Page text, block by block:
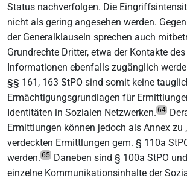
Status nachverfolgen. Die
nicht als gering angesehen werden.
der Generalklauseln sprechen auch
Grundrechte Dritter, etwa der Kontakte
Informationen ebenfalls zugänglich
§§ 161, 163 StPO sind somit keine
Ermächtigungsgrundlagen für
Identitäten in Sozialen Netzwerken. 64
Ermittlungen können jedoch als Annex zu
verdeckten Ermittlungen gem. § 110a
werden. 65 Daneben sind § 100a StPO
einzelne Kommunikationsinhalte der